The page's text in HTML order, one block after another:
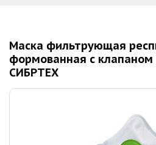
Маска фильтрующая
формованная с клапаном
СИБРТЕХ